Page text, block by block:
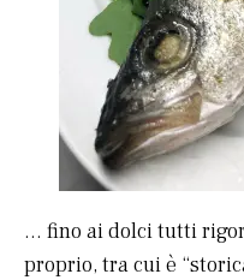
… fino ai dolci tutti
proprio, tra cui è